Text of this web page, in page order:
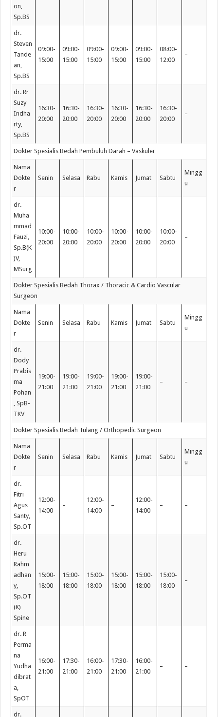
on,
Sp.BS
dr.
Steven
Tande
an,
Sp.BS
09:00-
15:00
09:00-
15:00
09:00-
15:00
09:00-
15:00
09:00-
15:00
08:00-
12:00
–
dr. Rr
Suzy
Indha
rty,
Sp.BS
16:30-
20:00
16:30-
20:00
16:30-
20:00
16:30-
20:00
16:30-
20:00
16:30-
20:00
–
Dokter Spesialis Bedah Pembuluh Darah – Vaskuler
Nama
Dokte
r
Senin Selasa Rabu Kamis Jumat Sabtu
Mingg
u
dr.
Muha
mmad
Fauzi,
Sp.B(K
)V,
MSurg
10:00-
20:00
10:00-
20:00
10:00-
20:00
10:00-
20:00
10:00-
20:00
10:00-
20:00
–
Dokter Spesialis Bedah Thorax / Thoracic & Cardio Vascular
Surgeon
Nama
Dokte
r
Senin Selasa Rabu Kamis Jumat Sabtu
Mingg
u
dr.
Dody
Prabis
ma
Pohan
, SpB-
TKV
19:00-
21:00
19:00-
21:00
19:00-
21:00
19:00-
21:00
19:00-
21:00
– –
Dokter Spesialis Bedah Tulang / Orthopedic Surgeon
Nama
Dokte
r
Senin Selasa Rabu Kamis Jumat Sabtu
Mingg
u
dr.
Fitri
Agus
Santy,
Sp.OT
12:00-
14:00
–
12:00-
14:00
–
12:00-
14:00
– –
dr.
Heru
Rahm
adhan
y,
Sp.OT
(K)
Spine
15:00-
18:00
15:00-
18:00
15:00-
18:00
15:00-
18:00
15:00-
18:00
15:00-
18:00
–
dr. R
Perma
na
Yudha
dibrat
a,
SpOT
16:00-
21:00
17:30-
21:00
16:00-
21:00
17:30-
21:00
16:00-
21:00
– –
dr.